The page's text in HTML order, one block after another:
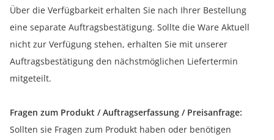
Über die Verfügbarkeit erhalten Sie nach Ihrer Bestellung
eine separate Auftragsbestätigung. Sollte die Ware Aktuell
nicht zur Verfügung stehen, erhalten Sie mit unserer
Auftragsbestätigung den nächstmöglichen Liefertermin
mitgeteilt.
Fragen zum Produkt / Auftragserfassung / Preisanfrage:
Sollten sie Fragen zum Produkt haben oder benötigen